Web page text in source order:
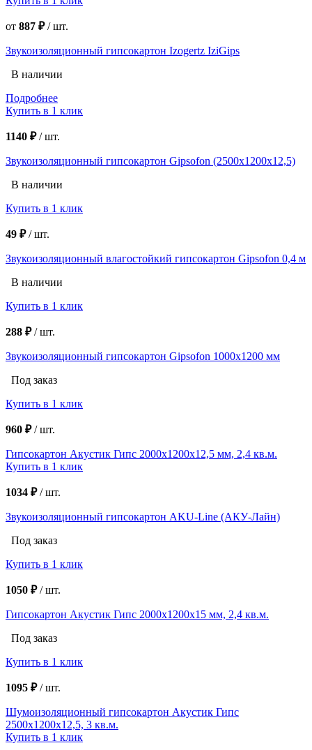
от 887 ₽/шт.
Звукоизоляционный гипсокартон Izogertz IziGips
В наличии
Подробнее
Купить в 1 клик
1140 ₽/шт.
Звукоизоляционный гипсокартон Gipsofon (2500х1200х12,5)
В наличии
Купить в 1 клик
49 ₽/шт.
Звукоизоляционный влагостойкий гипсокартон Gipsofon 0,4 м
В наличии
Купить в 1 клик
288 ₽/шт.
Звукоизоляционный гипсокартон Gipsofon 1000х1200 мм
Под заказ
Купить в 1 клик
960 ₽/шт.
Гипсокартон Акустик Гипс 2000х1200х12,5 мм, 2,4 кв.м.
Купить в 1 клик
1034 ₽/шт.
Звукоизоляционный гипсокартон AKU-Line (AКУ-Лайн)
Под заказ
Купить в 1 клик
1050 ₽/шт.
Гипсокартон Акустик Гипс 2000х1200х15 мм, 2,4 кв.м.
Под заказ
Купить в 1 клик
1095 ₽/шт.
Шумоизоляционный гипсокартон Акустик Гипс
2500х1200х12,5, 3 кв.м.
Купить в 1 клик